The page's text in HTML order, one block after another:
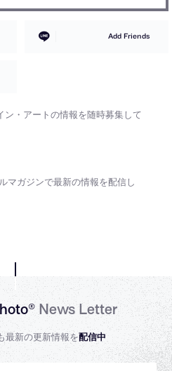
Add Friends
ン・アートの情報を随時募集して
マガジンで最新の情報を配信し
News Letter
最新の更新情報を配信中